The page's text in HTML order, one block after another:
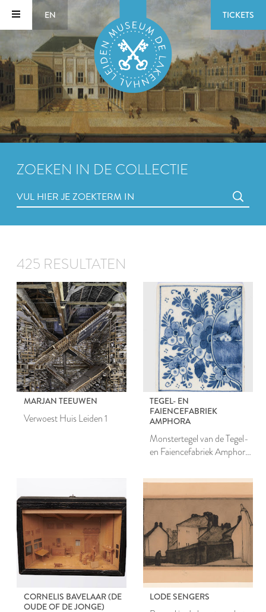
EN TICKETS
ZOEKEN IN DE COLLECTIE
425 RESULTATEN
MARJAN TEEUWEN
Verwoest Huis Leiden 1
TEGEL- EN
FAIENCEFABRIEK
AMPHORA
Monstertegel van de Tegel-
en Faiencefabriek Amphora
CORNELIS BAVELAAR (DE
OUDE OF DE JONGE)
LODE SENGERS